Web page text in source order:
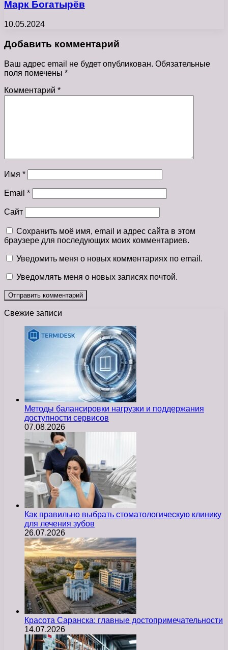
Марк Богатырёв
10.05.2024
Добавить комментарий
Ваш адрес email не будет опубликован. Обязательные
поля помечены *
Комментарий *
Имя *
Email *
Сайт
Сохранить моё имя, email и адрес сайта в этом
браузере для последующих моих комментариев.
Уведомить меня о новых комментариях по email.
Уведомлять меня о новых записях почтой.
Свежие записи
Методы балансировки нагрузки и поддержания
доступности сервисов
07.08.2026
Как правильно выбрать стоматологическую клинику
для лечения зубов
26.07.2026
Красота Саранска: главные достопримечательности
14.07.2026